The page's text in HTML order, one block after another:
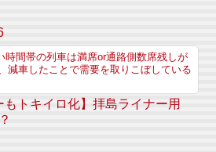
時間帯の列車は満席or通路側数席残しが
減車したことで需要を取りこぼしている
もトキイロ化】拝島ライナー用